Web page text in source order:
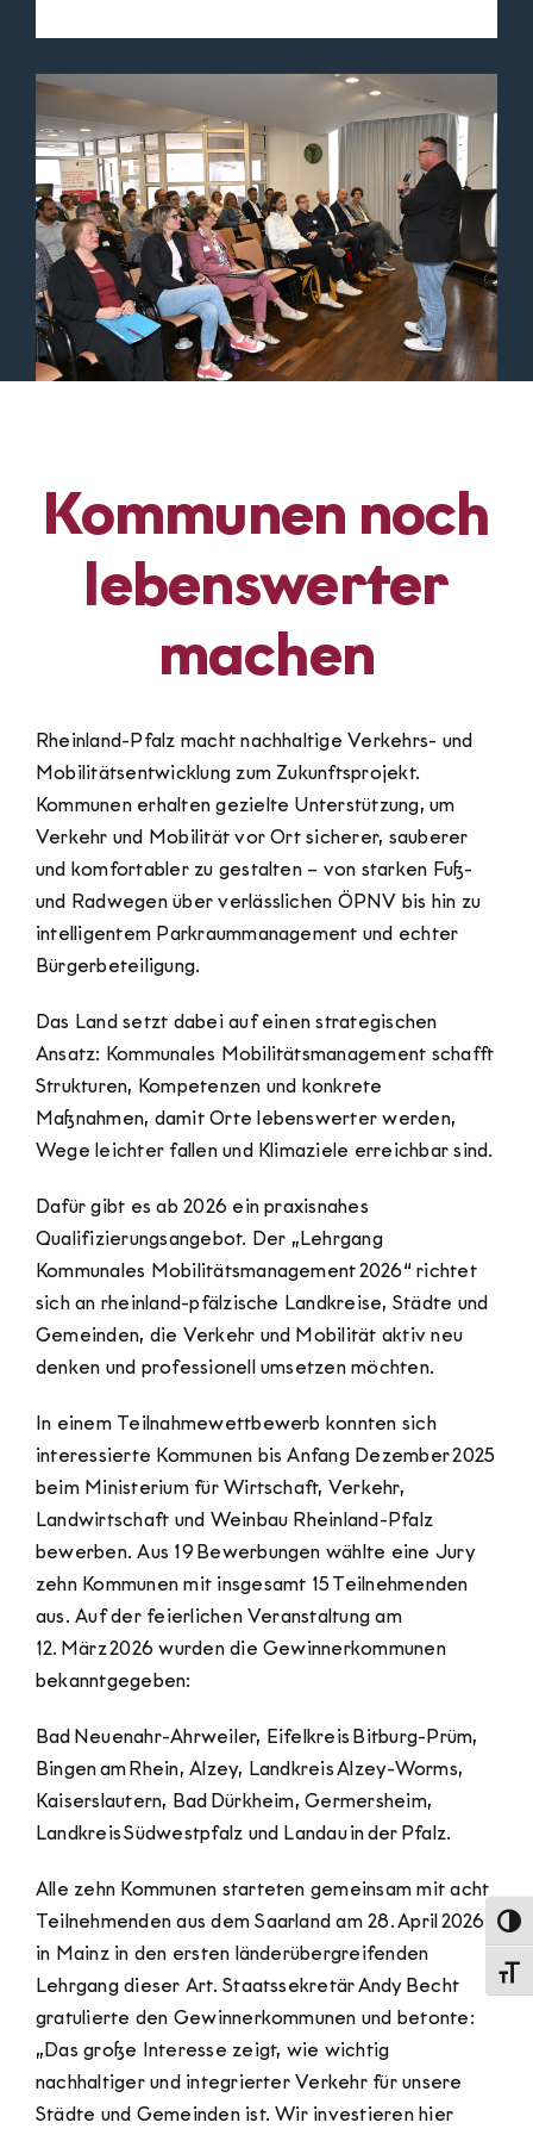
Kommunen noch
lebenswerter
machen
Rheinland-Pfalz macht nachhaltige Verkehrs- und
Mobilitätsentwicklung zum Zukunftsprojekt.
Kommunen erhalten gezielte Unterstützung, um
Verkehr und Mobilität vor Ort sicherer, sauberer
und komfortabler zu gestalten – von starken Fuß-
und Radwegen über verlässlichen ÖPNV bis hin zu
intelligentem Parkraummanagement und echter
Bürgerbeteiligung.
Das Land setzt dabei auf einen strategischen
Ansatz: Kommunales Mobilitätsmanagement schafft
Strukturen, Kompetenzen und konkrete
Maßnahmen, damit Orte lebenswerter werden,
Wege leichter fallen und Klimaziele erreichbar sind.
Dafür gibt es ab 2026 ein praxisnahes
Qualifizierungsangebot. Der „Lehrgang
Kommunales Mobilitätsmanagement 2026“ richtet
sich an rheinland-pfälzische Landkreise, Städte und
Gemeinden, die Verkehr und Mobilität aktiv neu
denken und professionell umsetzen möchten.
In einem Teilnahmewettbewerb konnten sich
interessierte Kommunen bis Anfang Dezember 2025
beim Ministerium für Wirtschaft, Verkehr,
Landwirtschaft und Weinbau Rheinland-Pfalz
bewerben. Aus 19 Bewerbungen wählte eine Jury
zehn Kommunen mit insgesamt 15 Teilnehmenden
aus. Auf der feierlichen Veranstaltung am
12. März 2026 wurden die Gewinnerkommunen
bekanntgegeben:
Bad Neuenahr-Ahrweiler, Eifelkreis Bitburg-Prüm,
Bingen am Rhein, Alzey, Landkreis Alzey-Worms,
Kaiserslautern, Bad Dürkheim, Germersheim,
Landkreis Südwestpfalz und Landau in der Pfalz.
Alle zehn Kommunen starteten gemeinsam mit acht
Teilnehmenden aus dem Saarland am 28. April 2026
in Mainz in den ersten länderübergreifenden
Lehrgang dieser Art. Staatssekretär Andy Becht
gratulierte den Gewinnerkommunen und betonte:
„Das große Interesse zeigt, wie wichtig
nachhaltiger und integrierter Verkehr für unsere
Städte und Gemeinden ist. Wir investieren hier